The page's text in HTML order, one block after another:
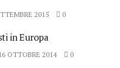
2015 0
in Europa
OTTOBRE 2014 0